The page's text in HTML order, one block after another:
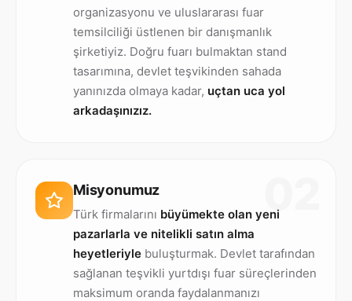
organizasyonu ve uluslararası fuar
temsilciliği üstlenen bir danışmanlık
şirketiyiz. Doğru fuarı bulmaktan stand
tasarımına, devlet teşvikinden sahada
yanınızda olmaya kadar, uçtan uca yol
arkadaşınızız.
Misyonumuz
Türk firmalarını büyümekte olan yeni
pazarlarla ve nitelikli satın alma
heyetleriyle buluşturmak. Devlet tarafından
sağlanan teşvikli yurtdışı fuar süreçlerinden
maksimum oranda faydalanmanızı
02